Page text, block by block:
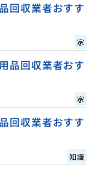
回収業者おすす
家
品回収業者おす
家
回収業者おすす
知識